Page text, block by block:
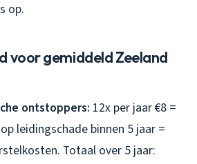
op.
voor gemiddeld Zeeland
ontstoppers: 12x per jaar €8 =
leidingschade binnen 5 jaar =
Totaal over 5 jaar: